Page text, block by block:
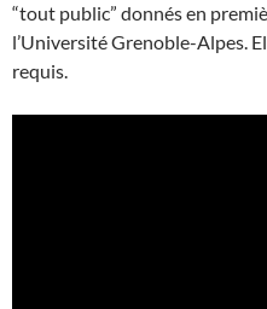
“tout public” donnés en
l’Université Grenoble-Alpes.
requis.